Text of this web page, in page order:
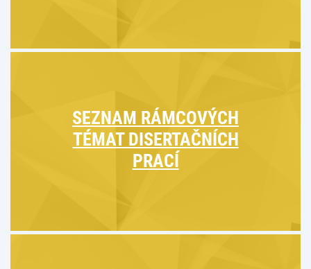
SEZNAM RÁMCOVÝCH
TÉMAT DISERTAČNÍCH
PRACÍ